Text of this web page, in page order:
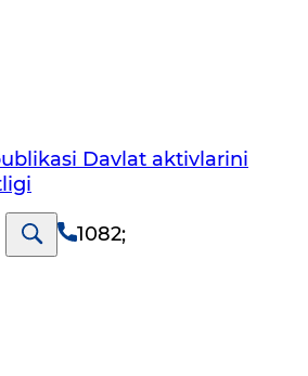
Davlat aktivlarini
1082;